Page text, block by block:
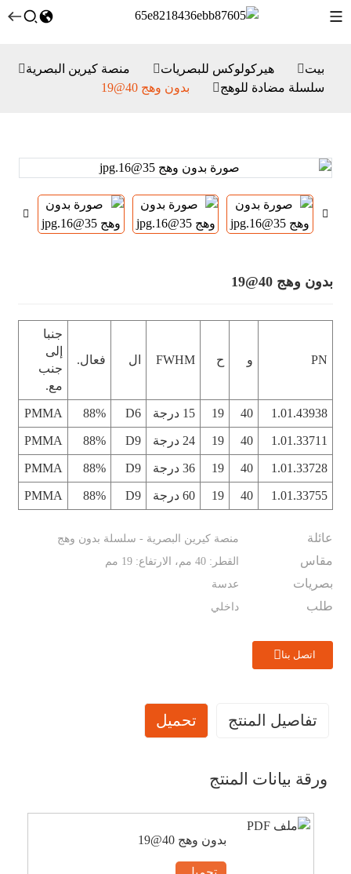
بيت هيركولوكس للبصريات
منصة كيرين البصرية
سلسلة مضادة للوهج
بدون وهج 40@19
بدون وهج 40@19
PN و ح FWHM ال فعال.
جنبا
إلى
جنب
مع.
1.01.43938
40
19 15 درجة D6
88%
PMMA
1.01.33711
40
19 24 درجة D9
88%
PMMA
1.01.33728
40
19 36 درجة D9
88%
PMMA
1.01.33755
40
19 60 درجة D9
88%
PMMA
عائلة منصة كيرين البصرية - سلسلة بدون وهج
مقاس القطر: 40 مم، الارتفاع: 19 مم
بصريات عدسة
طلب داخلي
اتصل بنا
تفاصيل المنتج تحميل
ورقة بيانات المنتج
بدون وهج 40@19